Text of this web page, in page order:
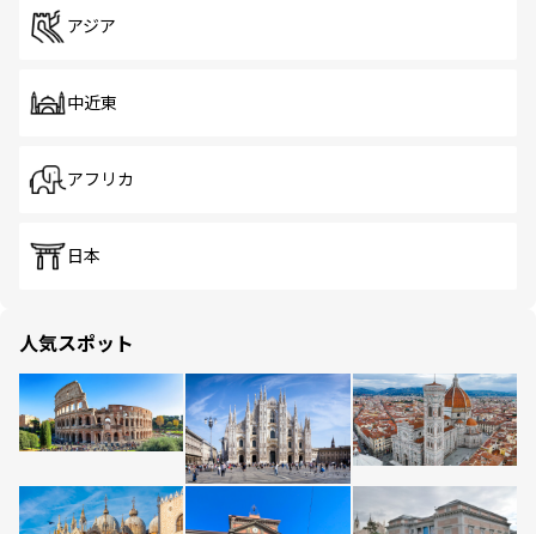
アジア
中近東
アフリカ
日本
人気スポット